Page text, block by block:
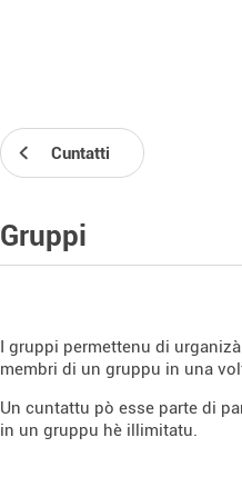
Cuntatti
Gruppi
I gruppi permettenu di
membri di un gruppu in una
Un cuntattu pò esse parte di
in un gruppu hè illimitatu.